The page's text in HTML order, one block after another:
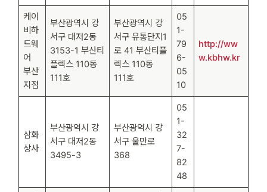
케이
비하
드웨
어
부산
지점
부산광역시 강
서구 대저2동
3153-1 부산티
플렉스 110동
111호
부산광역시 강
서구 유통단지1
로 41 부산티플
렉스 110동
111호
05
1-
79
6-
05
10
http://ww
w.kbhw.kr
삼화
상사
부산광역시 강
서구 대저2동
3495-3
부산광역시 강
서구 울만로
368
05
1-
32
7-
82
48